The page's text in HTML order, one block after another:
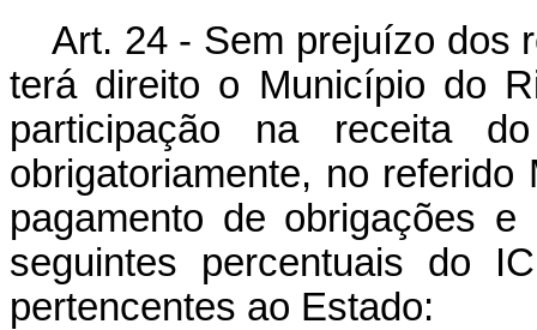
Art. 24 - Sem prejuízo dos
terá direito o Município do
participação na receita
obrigatoriamente, no
pagamento de obrigações
seguintes percentuais do
pertencentes ao Estado: